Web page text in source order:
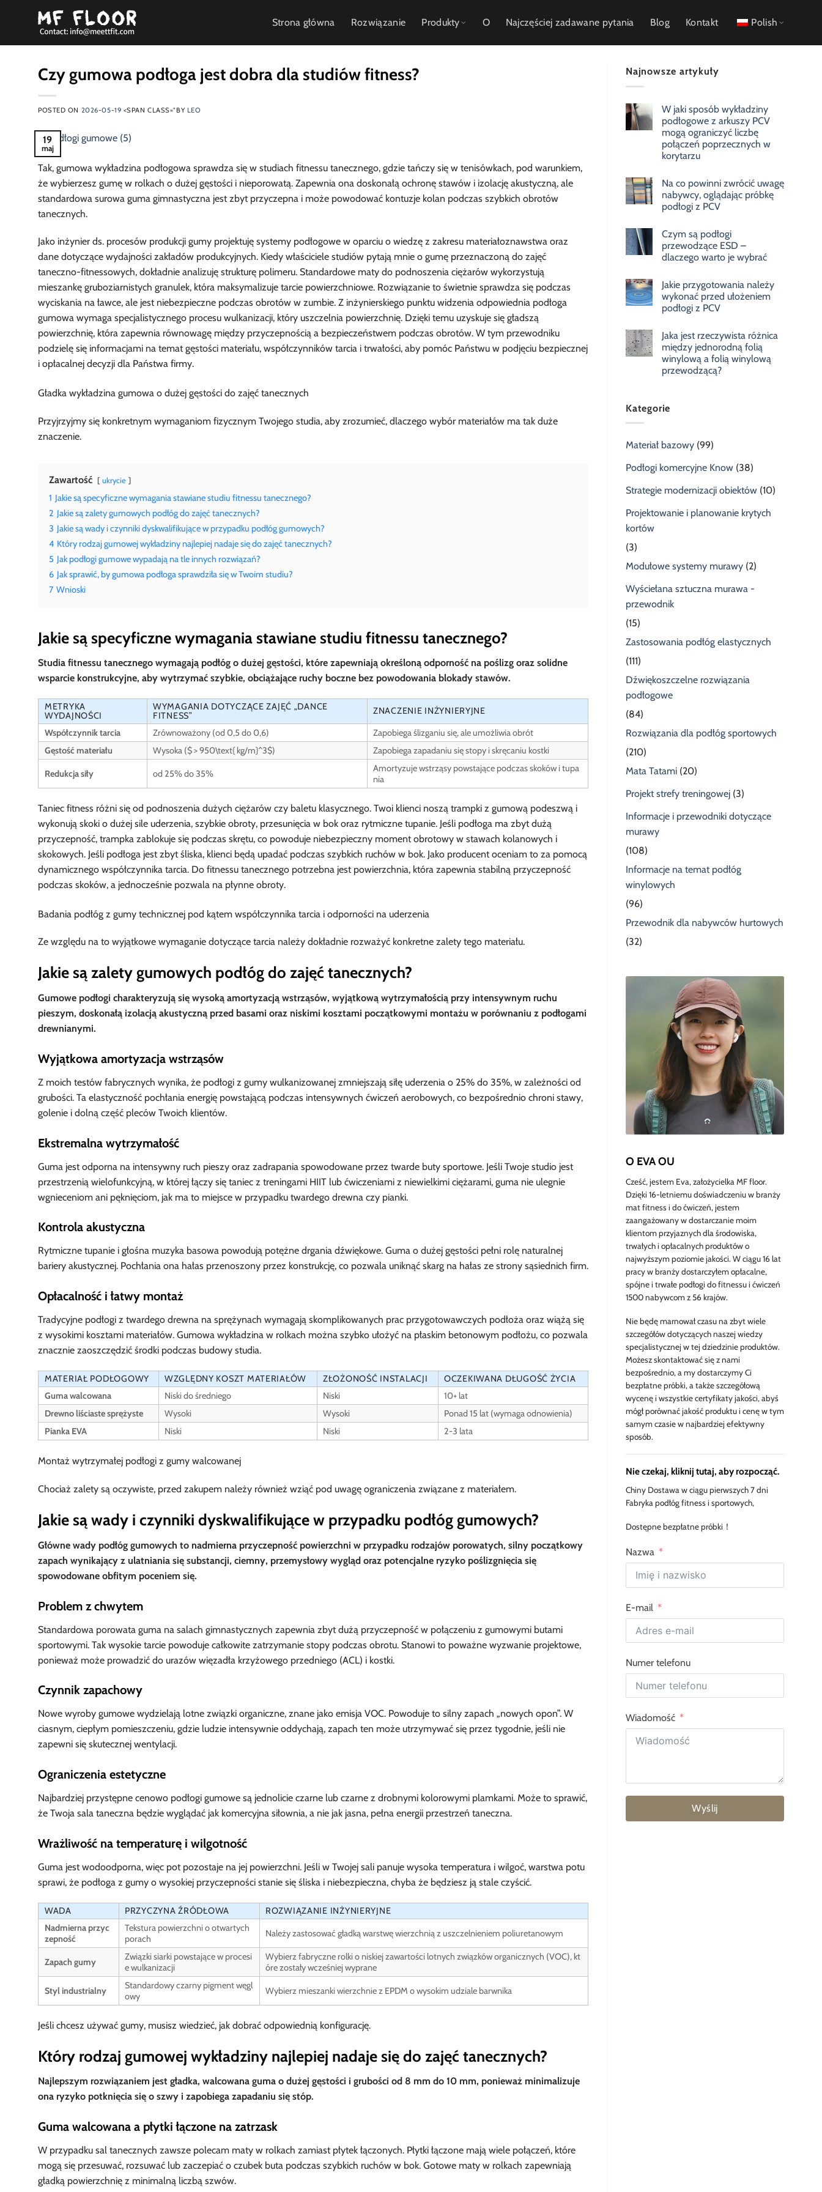
zawartości
Strona główna Rozwiązanie Produkty O Najczęściej zadawane pytania Blog Kontakt Polish
Czy gumowa podłoga jest dobra dla studiów fitness?
POSTED ON 2026-05-19 <SPAN CLASS="BY LEO
19
maj
Tak, gumowa wykładzina podłogowa sprawdza się w studiach fitnessu tanecznego, gdzie tańczy się w tenisówkach, pod warunkiem,
że wybierzesz gumę w rolkach o dużej gęstości i nieporowatą. Zapewnia ona doskonałą ochronę stawów i izolację akustyczną, ale
standardowa surowa guma gimnastyczna jest zbyt przyczepna i może powodować kontuzje kolan podczas szybkich obrotów
tanecznych.
Jako inżynier ds. procesów produkcji gumy projektuję systemy podłogowe w oparciu o wiedzę z zakresu materiałoznawstwa oraz
dane dotyczące wydajności zakładów produkcyjnych. Kiedy właściciele studiów pytają mnie o gumę przeznaczoną do zajęć
taneczno-fitnessowych, dokładnie analizuję strukturę polimeru. Standardowe maty do podnoszenia ciężarów wykorzystują
mieszankę gruboziarnistych granulek, która maksymalizuje tarcie powierzchniowe. Rozwiązanie to świetnie sprawdza się podczas
wyciskania na ławce, ale jest niebezpieczne podczas obrotów w zumbie. Z inżynierskiego punktu widzenia odpowiednia podłoga
gumowa wymaga specjalistycznego procesu wulkanizacji, który uszczelnia powierzchnię. Dzięki temu uzyskuje się gładszą
powierzchnię, która zapewnia równowagę między przyczepnością a bezpieczeństwem podczas obrotów. W tym przewodniku
podzielę się informacjami na temat gęstości materiału, współczynników tarcia i trwałości, aby pomóc Państwu w podjęciu bezpiecznej
i opłacalnej decyzji dla Państwa firmy.
Przyjrzyjmy się konkretnym wymaganiom fizycznym Twojego studia, aby zrozumieć, dlaczego wybór materiałów ma tak duże
znaczenie.
Zawartość ukrycie
1 Jakie są specyficzne wymagania stawiane studiu fitnessu tanecznego?
2 Jakie są zalety gumowych podłóg do zajęć tanecznych?
3 Jakie są wady i czynniki dyskwalifikujące w przypadku podłóg gumowych?
4 Który rodzaj gumowej wykładziny najlepiej nadaje się do zajęć tanecznych?
5 Jak podłogi gumowe wypadają na tle innych rozwiązań?
6 Jak sprawić, by gumowa podłoga sprawdziła się w Twoim studiu?
7 Wnioski
Jakie są specyficzne wymagania stawiane studiu fitnessu tanecznego?
Studia fitnessu tanecznego wymagają podłóg o dużej gęstości, które zapewniają określoną odporność na poślizg oraz solidne
wsparcie konstrukcyjne, aby wytrzymać szybkie, obciążające ruchy boczne bez powodowania blokady stawów.
METRYKA
WYDAJNOŚCI
WYMAGANIA DOTYCZĄCE ZAJĘĆ „DANCE
FITNESS”
ZNACZENIE INŻYNIERYJNE
Współczynnik tarcia
Zrównoważony (od 0,5 do 0,6)
Zapobiega ślizganiu się, ale umożliwia obrót
Gęstość materiału
Wysoka ($ > 950\text{ kg/m}^3$) Zapobiega zapadaniu się stopy i skręcaniu kostki
Redukcja siły od 25% do 35%
Amortyzuje wstrząsy powstające podczas skoków i tupa
nia
Taniec fitness różni się od podnoszenia dużych ciężarów czy baletu klasycznego. Twoi klienci noszą trampki z gumową podeszwą i
wykonują skoki o dużej sile uderzenia, szybkie obroty, przesunięcia w bok oraz rytmiczne tupanie. Jeśli podłoga ma zbyt dużą
przyczepność, trampka zablokuje się podczas skrętu, co powoduje niebezpieczny moment obrotowy w stawach kolanowych i
skokowych. Jeśli podłoga jest zbyt śliska, klienci będą upadać podczas szybkich ruchów w bok. Jako producent oceniam to za pomocą
dynamicznego współczynnika tarcia. Do fitnessu tanecznego potrzebna jest powierzchnia, która zapewnia stabilną przyczepność
podczas skoków, a jednocześnie pozwala na płynne obroty.
Ze względu na to wyjątkowe wymaganie dotyczące tarcia należy dokładnie rozważyć konkretne zalety tego materiału.
Jakie są zalety gumowych podłóg do zajęć tanecznych?
Gumowe podłogi charakteryzują się wysoką amortyzacją wstrząsów, wyjątkową wytrzymałością przy intensywnym ruchu
pieszym, doskonałą izolacją akustyczną przed basami oraz niskimi kosztami początkowymi montażu w porównaniu z podłogami
drewnianymi.
Wyjątkowa amortyzacja wstrząsów
Z moich testów fabrycznych wynika, że podłogi z gumy wulkanizowanej zmniejszają siłę uderzenia o 25% do 35%, w zależności od
grubości. Ta elastyczność pochłania energię powstającą podczas intensywnych ćwiczeń aerobowych, co bezpośrednio chroni stawy,
golenie i dolną część pleców Twoich klientów.
Ekstremalna wytrzymałość
Guma jest odporna na intensywny ruch pieszy oraz zadrapania spowodowane przez twarde buty sportowe. Jeśli Twoje studio jest
przestrzenią wielofunkcyjną, w której łączy się taniec z treningami HIIT lub ćwiczeniami z niewielkimi ciężarami, guma nie ulegnie
wgnieceniom ani pęknięciom, jak ma to miejsce w przypadku twardego drewna czy pianki.
Kontrola akustyczna
Rytmiczne tupanie i głośna muzyka basowa powodują potężne drgania dźwiękowe. Guma o dużej gęstości pełni rolę naturalnej
bariery akustycznej. Pochłania ona hałas przenoszony przez konstrukcję, co pozwala uniknąć skarg na hałas ze strony sąsiednich firm.
Opłacalność i łatwy montaż
Tradycyjne podłogi z twardego drewna na sprężynach wymagają skomplikowanych prac przygotowawczych podłoża oraz wiążą się
z wysokimi kosztami materiałów. Gumowa wykładzina w rolkach można szybko ułożyć na płaskim betonowym podłożu, co pozwala
znacznie zaoszczędzić środki podczas budowy studia.
MATERIAŁ PODŁOGOWY WZGLĘDNY KOSZT MATERIAŁÓW ZŁOŻONOŚĆ INSTALACJI
OCZEKIWANA DŁUGOŚĆ ŻYCIA
Guma walcowana
Niski do średniego Niski
10+ lat
Drewno liściaste sprężyste
Wysoki Wysoki
Ponad 15 lat (wymaga odnowienia)
Pianka EVA
Niski Niski 2-3 lata
Chociaż zalety są oczywiste, przed zakupem należy również wziąć pod uwagę ograniczenia związane z materiałem.
Jakie są wady i czynniki dyskwalifikujące w przypadku podłóg gumowych?
Główne wady podłóg gumowych to nadmierna przyczepność powierzchni w przypadku rodzajów porowatych, silny początkowy
zapach wynikający z ulatniania się substancji, ciemny, przemysłowy wygląd oraz potencjalne ryzyko poślizgnięcia się
spowodowane obfitym poceniem się.
Problem z chwytem
Standardowa porowata guma na salach gimnastycznych zapewnia zbyt dużą przyczepność w połączeniu z gumowymi butami
sportowymi. Tak wysokie tarcie powoduje całkowite zatrzymanie stopy podczas obrotu. Stanowi to poważne wyzwanie projektowe,
ponieważ może prowadzić do urazów więzadła krzyżowego przedniego (ACL) i kostki.
Czynnik zapachowy
Nowe wyroby gumowe wydzielają lotne związki organiczne, znane jako emisja VOC. Powoduje to silny zapach „nowych opon”. W
ciasnym, ciepłym pomieszczeniu, gdzie ludzie intensywnie oddychają, zapach ten może utrzymywać się przez tygodnie, jeśli nie
zapewni się skutecznej wentylacji.
Ograniczenia estetyczne
Najbardziej przystępne cenowo podłogi gumowe są jednolicie czarne lub czarne z drobnymi kolorowymi plamkami. Może to sprawić,
że Twoja sala taneczna będzie wyglądać jak komercyjna siłownia, a nie jak jasna, pełna energii przestrzeń taneczna.
Wrażliwość na temperaturę i wilgotność
Guma jest wodoodporna, więc pot pozostaje na jej powierzchni. Jeśli w Twojej sali panuje wysoka temperatura i wilgoć, warstwa potu
sprawi, że podłoga z gumy o wysokiej przyczepności stanie się śliska i niebezpieczna, chyba że będziesz ją stale czyścić.
WADA PRZYCZYNA ŹRÓDŁOWA
ROZWIĄZANIE INŻYNIERYJNE
Nadmierna przyc
zepność
Tekstura powierzchni o otwartych
porach
Należy zastosować gładką warstwę wierzchnią z uszczelnieniem poliuretanowym
Zapach gumy
Związki siarki powstające w procesi
e wulkanizacji
Wybierz fabryczne rolki o niskiej zawartości lotnych związków organicznych (VOC), kt
óre zostały wcześniej wyprane
Styl industrialny
Standardowy czarny pigment węgl
owy
Wybierz mieszanki wierzchnie z EPDM o wysokim udziale barwnika
Jeśli chcesz używać gumy, musisz wiedzieć, jak dobrać odpowiednią konfigurację.
Który rodzaj gumowej wykładziny najlepiej nadaje się do zajęć tanecznych?
Najlepszym rozwiązaniem jest gładka, walcowana guma o dużej gęstości i grubości od 8 mm do 10 mm, ponieważ minimalizuje
ona ryzyko potknięcia się o szwy i zapobiega zapadaniu się stóp.
Guma walcowana a płytki łączone na zatrzask
W przypadku sal tanecznych zawsze polecam maty w rolkach zamiast płytek łączonych. Płytki łączone mają wiele połączeń, które
mogą się przesuwać, rozsuwać lub zaczepiać o czubek buta podczas szybkich ruchów w bok. Gotowe maty w rolkach zapewniają
gładką powierzchnię z minimalną liczbą szwów.
Najnowsze artykuły
W jaki sposób wykładziny
podłogowe z arkuszy PCV
mogą ograniczyć liczbę
połączeń poprzecznych w
korytarzu
Na co powinni zwrócić uwagę
nabywcy, oglądając próbkę
podłogi z PCV
Czym są podłogi
przewodzące ESD –
dlaczego warto je wybrać
Jakie przygotowania należy
wykonać przed ułożeniem
podłogi z PCV
Jaka jest rzeczywista różnica
między jednorodną folią
winylową a folią winylową
przewodzącą?
Kategorie
Materiał bazowy (99)
Podłogi komercyjne Know (38)
Strategie modernizacji obiektów (10)
Projektowanie i planowanie krytych
kortów
(3)
Modułowe systemy murawy (2)
Wyściełana sztuczna murawa -
przewodnik
(15)
Zastosowania podłóg elastycznych
(111)
Dźwiękoszczelne rozwiązania
podłogowe
(84)
Rozwiązania dla podłóg sportowych
(210)
Mata Tatami (20)
Projekt strefy treningowej (3)
Informacje i przewodniki dotyczące
murawy
(108)
Informacje na temat podłóg
winylowych
(96)
Przewodnik dla nabywców hurtowych
(32)
O EVA OU
Cześć, jestem Eva, założycielka MF floor.
Dzięki 16-letniemu doświadczeniu w branży
mat fitness i do ćwiczeń, jestem
zaangażowany w dostarczanie moim
klientom przyjaznych dla środowiska,
trwałych i opłacalnych produktów o
najwyższym poziomie jakości. W ciągu 16 lat
pracy w branży dostarczyłem opłacalne,
spójne i trwałe podłogi do fitnessu i ćwiczeń
1500 nabywcom z 56 krajów.
Nie będę marnował czasu na zbyt wiele
szczegółów dotyczących naszej wiedzy
specjalistycznej w tej dziedzinie produktów.
Możesz skontaktować się z nami
bezpośrednio, a my dostarczymy Ci
bezpłatne próbki, a także szczegółową
wycenę i wszystkie certyfikaty jakości, abyś
mógł porównać jakość produktu i cenę w tym
samym czasie w najbardziej efektywny
sposób.
Nie czekaj, kliknij tutaj, aby rozpocząć.
Chiny Dostawa w ciągu pierwszych 7 dni
Fabryka podłóg fitness i sportowych,
Dostępne bezpłatne próbki！
Nazwa
E-mail
Numer telefonu
Wiadomość
Wyślij